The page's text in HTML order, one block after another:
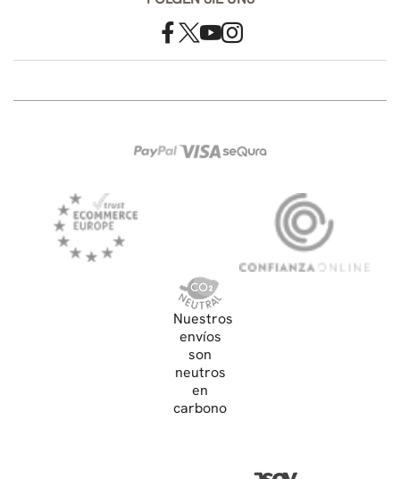
Nuestros
envíos
son
neutros
en
carbono